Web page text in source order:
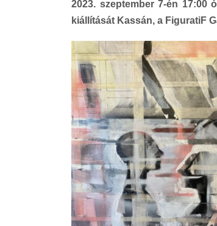
2023. szeptember 7-én 17:00
kiállítását Kassán, a FiguratiF